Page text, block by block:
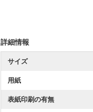
詳細情報
サイズ
用紙
表紙印刷の有無